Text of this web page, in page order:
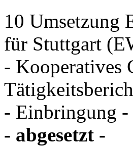
10 Umsetzung
für Stuttgart
- Kooperatives
- Einbringung -
- abgesetzt -